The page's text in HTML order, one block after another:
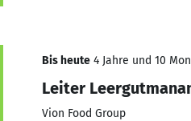
Bis heute 4 Jahre und 10
Leiter
Vion Food Group